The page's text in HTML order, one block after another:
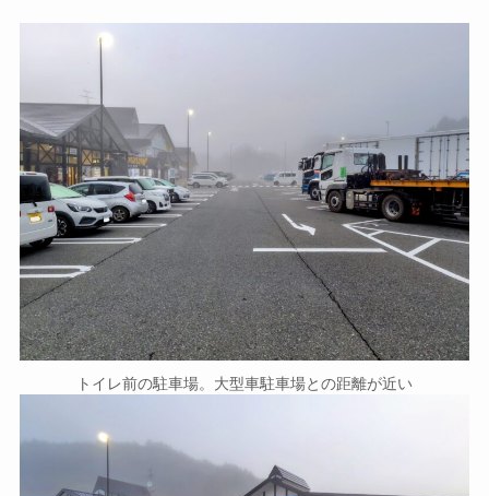
トイレ前の駐車場。大型車駐車場との距離が近い